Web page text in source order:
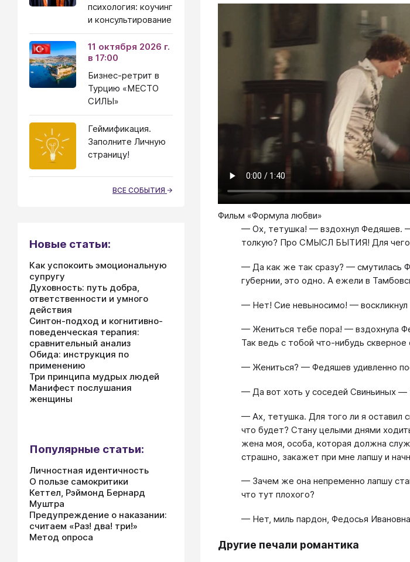
Фильм «Формула любви»
— Ох, тетушка! — вздохнул Федяшев.
толкую? Про СМЫСЛ БЫТИЯ! Для чего
— Да как же так сразу? — смутилась
губернии, это одно. А ежели в
— Нет! Сие невыносимо! — воскликнул
— Жениться тебе пора! — вздохнула
Так ведь с тобой что-нибудь скверное
— Жениться? — Федяшев удивленно
— Да вот хоть у соседей Свиньиных
— Ах, тетушка. Для того ли я оставил
что будет? Стану целыми днями
жена моя, особа, которая должна
страшно, закажет при мне лапшу и
— Зачем же она непременно лапшу
что тут плохого?
— Нет, миль пардон, Федосья
Другие печали романтика
психология: коучинг
и консультирование
11 октября 2026 г.
в 17:00
Бизнес-ретрит в
Турцию «МЕСТО
СИЛЫ»
Геймификация.
Заполните Личную
страницу!
ВСЕ СОБЫТИЯ
Новые статьи:
Как успокоить эмоциональную
супругу
Духовность: путь добра,
ответственности и умного
действия
Синтон-подход и когнитивно-
поведенческая терапия:
сравнительный анализ
Обида: инструкция по
применению
Три принципа мудрых людей
Манифест послушания
женщины
Популярные статьи:
Личностная идентичность
О пользе самокритики
Кеттел, Рэймонд Бернард
Муштра
Предупреждение о наказании:
считаем «Раз! два! три!»
Метод опроса